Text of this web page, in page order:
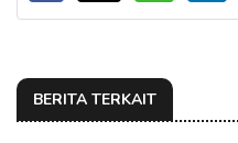
BERITA TERKAIT